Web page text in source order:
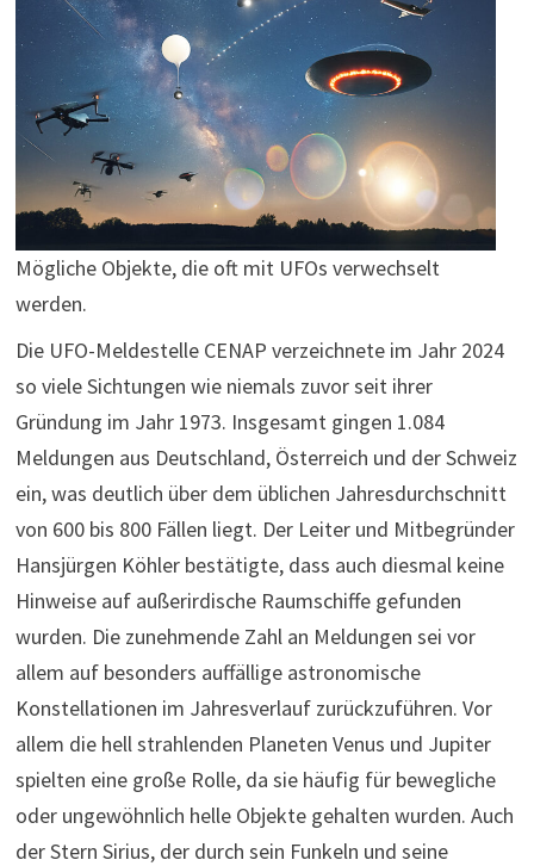
Mögliche Objekte, die oft mit UFOs verwechselt
werden.
Die UFO-Meldestelle CENAP verzeichnete im Jahr 2024
so viele Sichtungen wie niemals zuvor seit ihrer
Gründung im Jahr 1973. Insgesamt gingen 1.084
Meldungen aus Deutschland, Österreich und der Schweiz
ein, was deutlich über dem üblichen Jahresdurchschnitt
von 600 bis 800 Fällen liegt. Der Leiter und Mitbegründer
Hansjürgen Köhler bestätigte, dass auch diesmal keine
Hinweise auf außerirdische Raumschiffe gefunden
wurden. Die zunehmende Zahl an Meldungen sei vor
allem auf besonders auffällige astronomische
Konstellationen im Jahresverlauf zurückzuführen. Vor
allem die hell strahlenden Planeten Venus und Jupiter
spielten eine große Rolle, da sie häufig für bewegliche
oder ungewöhnlich helle Objekte gehalten wurden. Auch
der Stern Sirius, der durch sein Funkeln und seine